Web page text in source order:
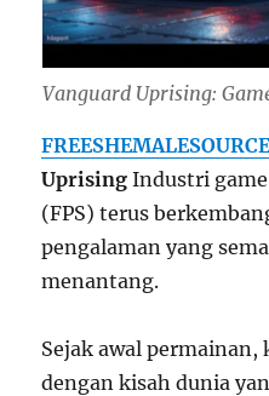
Vanguard Uprising:
Uprising Industri
(FPS) terus
pengalaman yang
menantang.
Sejak awal permainan,
dengan kisah dunia